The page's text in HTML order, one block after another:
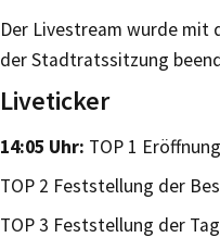
Der Livestream wurde mit
der Stadtratssitzung
Liveticker
14:05 Uhr: TOP 1
TOP 2 Feststellung der
TOP 3 Feststellung der